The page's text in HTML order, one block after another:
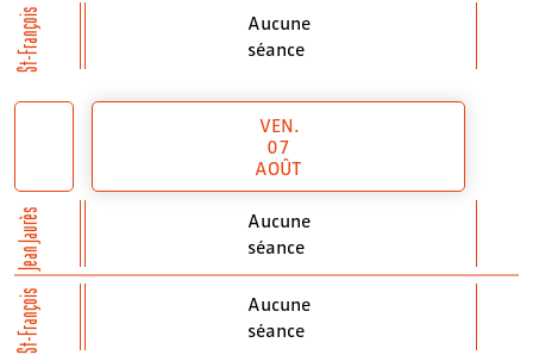
St-François
Aucune
séance
Jean Jaurès
St-François
VEN.
07
AOÛT
Aucune
séance
Aucune
séance